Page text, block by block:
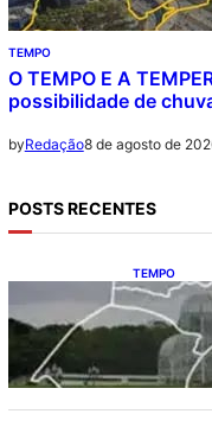
TEMPO
O TEMPO E A
possibilidade de
byRedação8 de agosto de
POSTS RECENTES
TEMPO
O
chuva,
neste